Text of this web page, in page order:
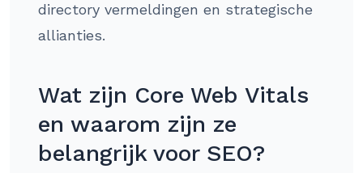
directory vermeldingen en strategische
allianties.
Wat zijn Core Web Vitals
en waarom zijn ze
belangrijk voor SEO?